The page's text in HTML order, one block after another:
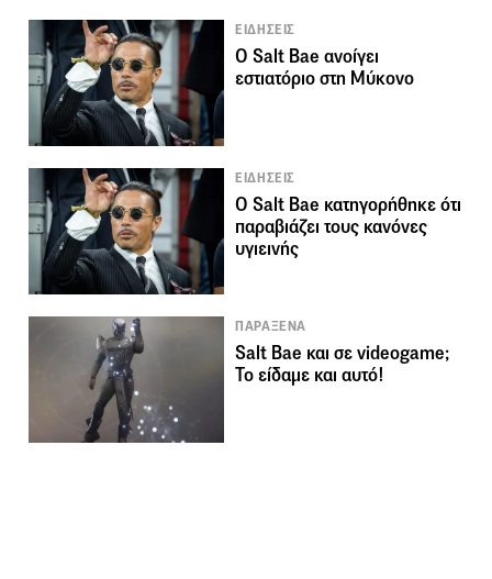
ΕΙΔΗΣΕΙΣ
O Salt Bae ανοίγει
εστιατόριο στη Μύκονο
ΕΙΔΗΣΕΙΣ
Ο Salt Bae κατηγορήθηκε ότι
παραβιάζει τους κανόνες
υγιεινής
ΠΑΡΑΞΕΝΑ
Salt Bae και σε videogame;
Το είδαμε και αυτό!